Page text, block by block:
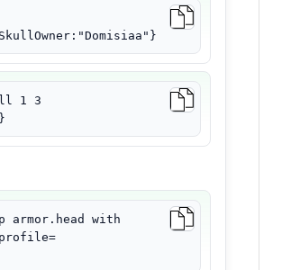
1 3
armor.head with